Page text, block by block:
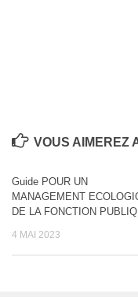
VOUS AIMEREZ
Guide POUR UN
MANAGEMENT
DE LA FONCTION
4 MAI 2023